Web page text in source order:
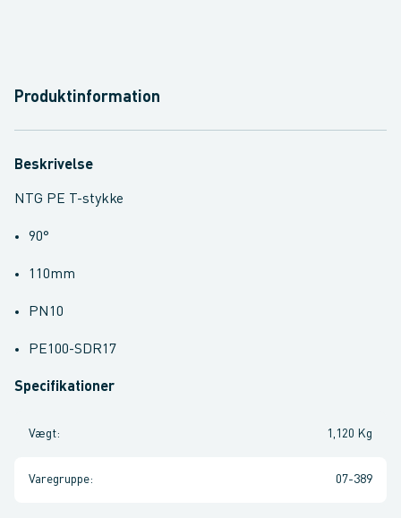
Produktinformation
Beskrivelse
NTG PE T-stykke
90°
110mm
PN10
PE100-SDR17
Specifikationer
Vægt: 1,120 Kg
Varegruppe: 07-389